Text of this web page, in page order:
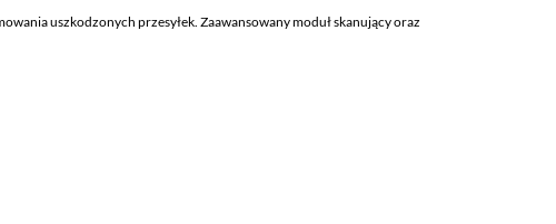
uszkodzonych przesyłek. Zaawansowany moduł skanujący oraz